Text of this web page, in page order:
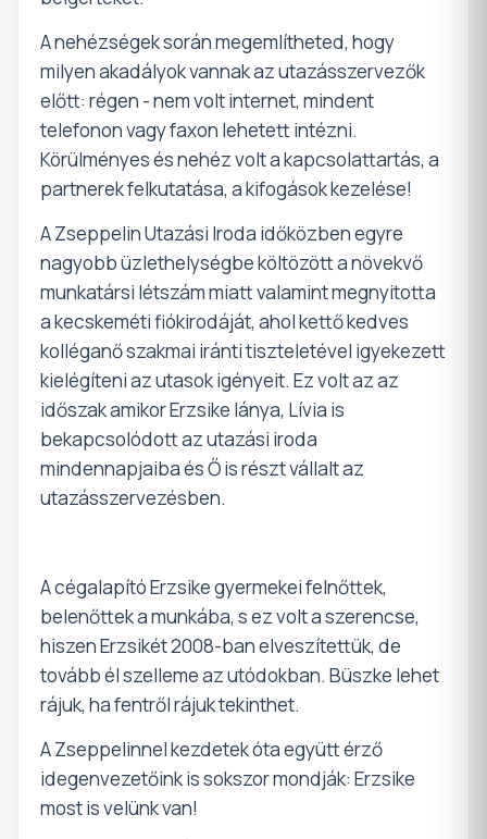
A nehézségek során megemlítheted, hogy
milyen akadályok vannak az utazásszervezők
előtt: régen - nem volt internet, mindent
telefonon vagy faxon lehetett intézni.
Körülményes és nehéz volt a kapcsolattartás, a
partnerek felkutatása, a kifogások kezelése!
A Zseppelin Utazási Iroda időközben egyre
nagyobb üzlethelységbe költözött a növekvő
munkatársi létszám miatt valamint megnyitotta
a kecskeméti fiókirodáját, ahol kettő kedves
kolléganő szakmai iránti tiszteletével igyekezett
kielégíteni az utasok igényeit. Ez volt az az
időszak amikor Erzsike lánya, Lívia is
bekapcsolódott az utazási iroda
mindennapjaiba és Ő is részt vállalt az
utazásszervezésben.
A cégalapító Erzsike gyermekei felnőttek,
belenőttek a munkába, s ez volt a szerencse,
hiszen Erzsikét 2008-ban elveszítettük, de
tovább él szelleme az utódokban. Büszke lehet
rájuk, ha fentről rájuk tekinthet.
A Zseppelinnel kezdetek óta együtt érző
idegenvezetőink is sokszor mondják: Erzsike
most is velünk van!